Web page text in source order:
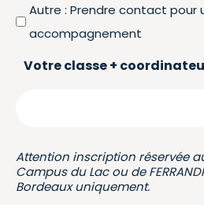
Autre : Prendre contact pour
accompagnement
Votre classe +
Attention inscription réservée
Campus du Lac ou de
Bordeaux uniquement.